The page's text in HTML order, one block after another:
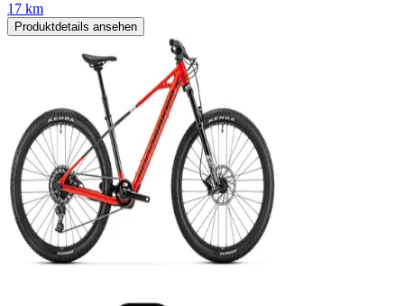
17 km
Produktdetails ansehen